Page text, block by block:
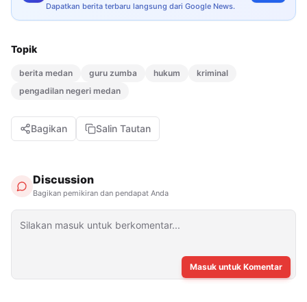
Dapatkan berita terbaru langsung dari Google News.
Topik
berita medan guru zumba hukum
kriminal
pengadilan negeri medan
Bagikan Salin Tautan
Discussion
Bagikan pemikiran dan pendapat Anda
Masuk untuk Komentar